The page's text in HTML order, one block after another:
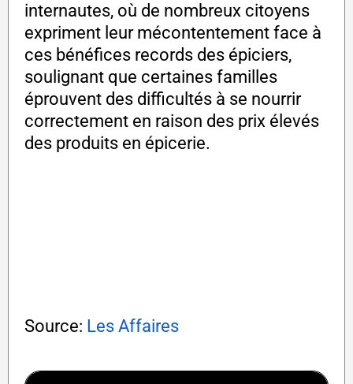
internautes, où de nombreux citoyens
expriment leur mécontentement face à
ces bénéfices records des épiciers,
soulignant que certaines familles
éprouvent des difficultés à se nourrir
correctement en raison des prix élevés
des produits en épicerie.
Source: Les Affaires